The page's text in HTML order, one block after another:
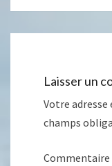
Laisser un
Votre adresse
champs
Commentaire